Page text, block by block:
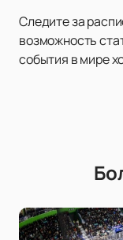
Следите за
возможность
события в мире